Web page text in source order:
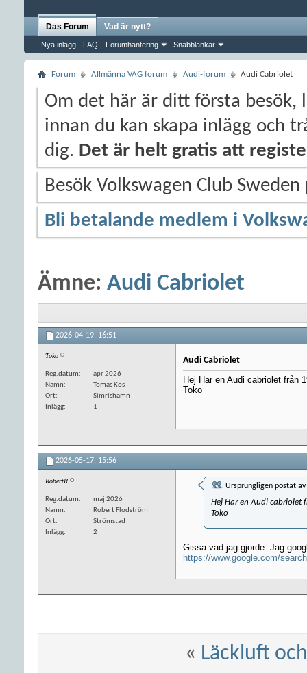
Das Forum
Nya inlägg FAQ Forumhantering Snabblänkar
Vad är nytt?
Forum Allmänna VAG forum Audi-forum Audi Cabriolet
Om det här är ditt första besök,
innan du kan skapa inlägg och
dig. Det är helt gratis att
Besök Volkswagen Club
Bli betalande medlem i
Ämne: Audi Cabriolet
2026-04-19, 16:51
Toko
Reg.datum
apr 2026
Namn
Tomas Kos
Ort
Simrishamn
Inlägg
1
Audi Cabriolet
Hej Har en Audi cabriolet från
Toko
2026-05-17, 15:56
RobertR
Reg.datum
maj 2026
Namn
Robert Flodström
Ort
Strömstad
Inlägg
2
Ursprungligen postat av
Hej Har en Audi cabriolet
Toko
Gissa vad jag gjorde: Jag
https://www.google.com/
« Läckluft